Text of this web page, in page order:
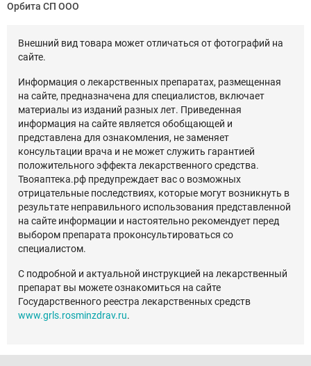
Орбита СП ООО
Внешний вид товара может отличаться от фотографий на
сайте.
Информация о лекарственных препаратах, размещенная
на сайте, предназначена для специалистов, включает
материалы из изданий разных лет. Приведенная
информация на сайте является обобщающей и
представлена для ознакомления, не заменяет
консультации врача и не может служить гарантией
положительного эффекта лекарственного средства.
Твояаптека.рф предупреждает вас о возможных
отрицательные последствиях, которые могут возникнуть в
результате неправильного использования представленной
на сайте информации и настоятельно рекомендует перед
выбором препарата проконсультироваться со
специалистом.
С подробной и актуальной инструкцией на лекарственный
препарат вы можете ознакомиться на сайте
Государственного реестра лекарственных средств
www.grls.rosminzdrav.ru.